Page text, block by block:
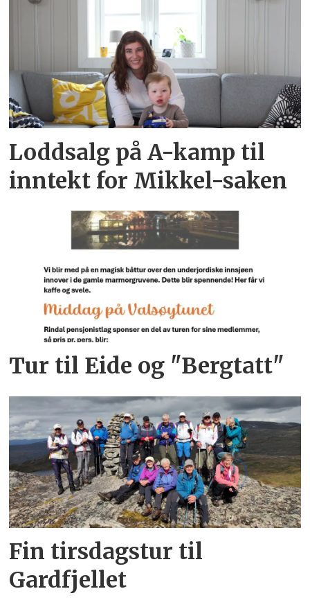
Loddsalg på A-kamp til
inntekt for Mikkel-saken
Tur til Eide og "Bergtatt"
Fin tirsdagstur til
Gardfjellet